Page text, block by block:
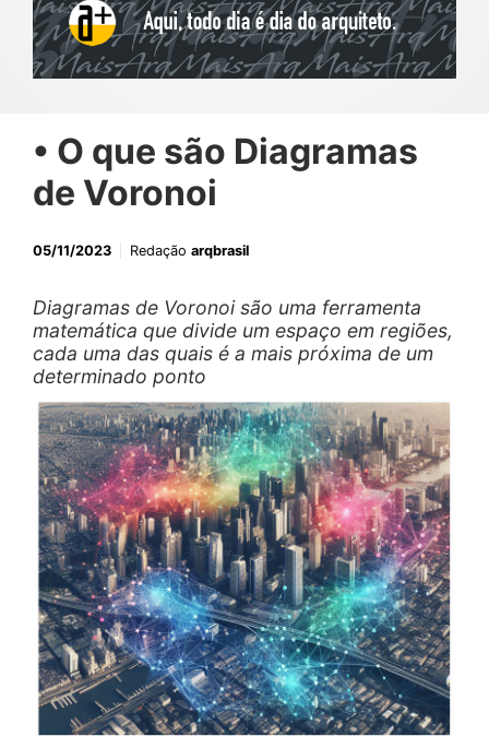
• O que são Diagramas
de Voronoi
05/11/2023 Redação arqbrasil
Diagramas de Voronoi são uma ferramenta
matemática que divide um espaço em regiões,
cada uma das quais é a mais próxima de um
determinado ponto